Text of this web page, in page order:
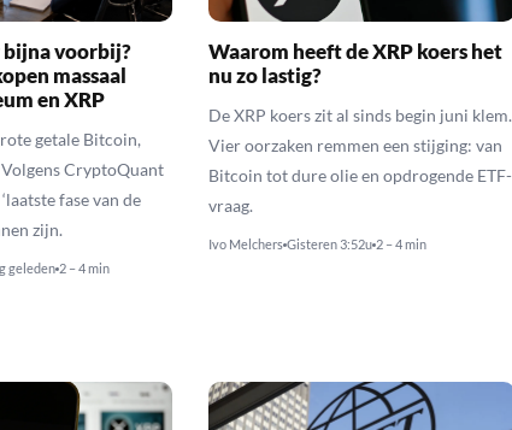
voorbij?
massaal
en XRP
getale Bitcoin,
Volgens CryptoQuant
fase van de
zijn.
geleden 2 – 4 min
Waarom heeft de XRP koers het
nu zo lastig?
De XRP koers zit al sinds begin juni klem.
Vier oorzaken remmen een stijging: van
Bitcoin tot dure olie en opdrogende ETF-
vraag.
Ivo Melchers Gisteren 3:52u 2 – 4 min